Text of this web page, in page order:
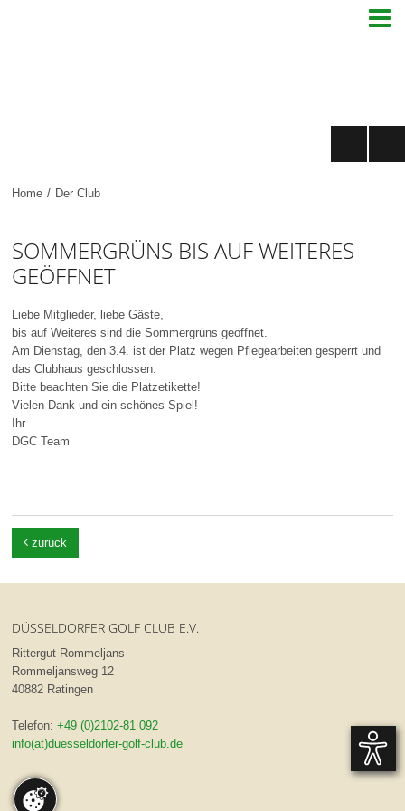

Home / Der Club
SOMMERGRÜNS BIS AUF WEITERES
GEÖFFNET
Liebe Mitglieder, liebe Gäste,
bis auf Weiteres sind die Sommergrüns geöffnet.
Am Dienstag, den 3.4. ist der Platz wegen Pflegearbeiten gesperrt und
das Clubhaus geschlossen.
Bitte beachten Sie die Platzetikette!
Vielen Dank und ein schönes Spiel!
Ihr
DGC Team
 zurück
DÜSSELDORFER GOLF CLUB E.V.
Rittergut Rommeljans
Rommeljansweg 12
40882 Ratingen
Telefon:+49 (0)2102-81 092
info(at)duesseldorfer-golf-club.de